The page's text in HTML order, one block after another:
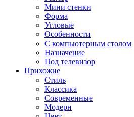
Мини стенки
Форма
Угловые
Особенности
С компьютерным столом
Назначение
Под телевизор
Прихожие
Стиль
Классика
Современные
Модерн